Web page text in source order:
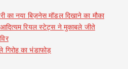
का नया बिज़नेस मॉडल दिखाने का मौका
रियल स्टेट्स ने मुकाबले जीते
गिरोह का भंडाफोड़